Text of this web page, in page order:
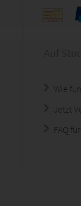
Wie
Jetzt
FAQ